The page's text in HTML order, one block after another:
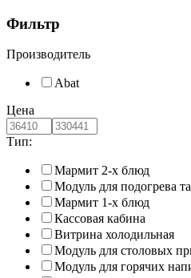
Фильтр
Производитель
Abat
Цена
Тип:
Мармит 2-х блюд
Модуль для подогрева
Мармит 1-х блюд
Кассовая кабина
Витрина холодильная
Модуль для столовых
Модуль для горячих